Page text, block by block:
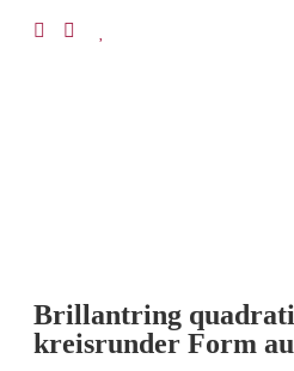
Brillantring
kreisrunder Form